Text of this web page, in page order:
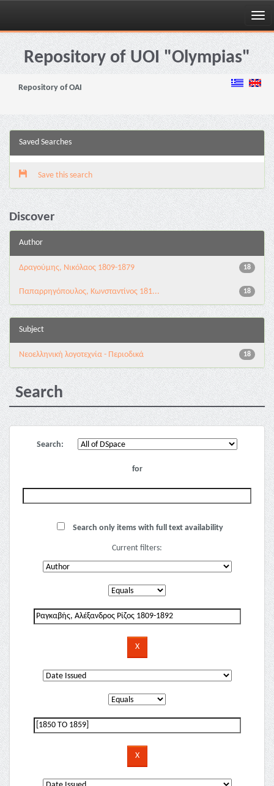
Skip
navigationRepository of UOI "Olympias"
Repository of OAI
Saved Searches
Save this search
Discover
Author
18
Δραγούμης, Νικόλαος 1809-1879
18
Παπαρρηγόπουλος, Κωνσταντίνος 181...
Subject
18
Νεοελληνική λογοτεχνία - Περιοδικά
Search
Search:
for
Search only items with full text availability
Current filters: